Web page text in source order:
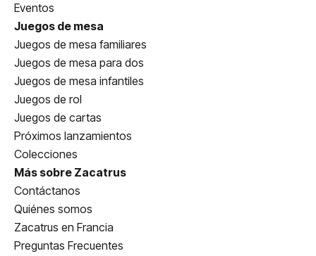
Eventos
Juegos de mesa
Juegos de mesa familiares
Juegos de mesa para dos
Juegos de mesa infantiles
Juegos de rol
Juegos de cartas
Próximos lanzamientos
Colecciones
Más sobre Zacatrus
Contáctanos
Quiénes somos
Zacatrus en Francia
Preguntas Frecuentes